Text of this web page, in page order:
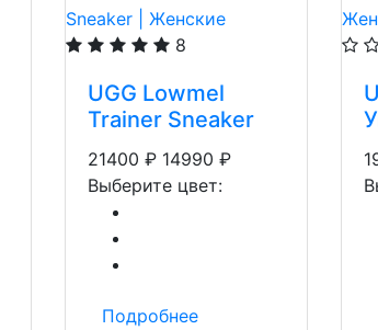
8
UGG Lowmel
Trainer Sneaker
21400 ₽ 14990 ₽
Выберите цвет:
Подробнее